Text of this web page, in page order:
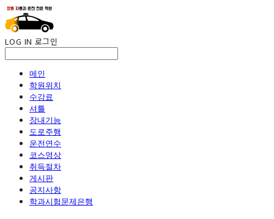
LOG IN 로그인
메인
학원위치
수강료
셔틀
장내기능
도로주행
운전연수
코스영상
취득절차
게시판
공지사항
학과시험문제은행